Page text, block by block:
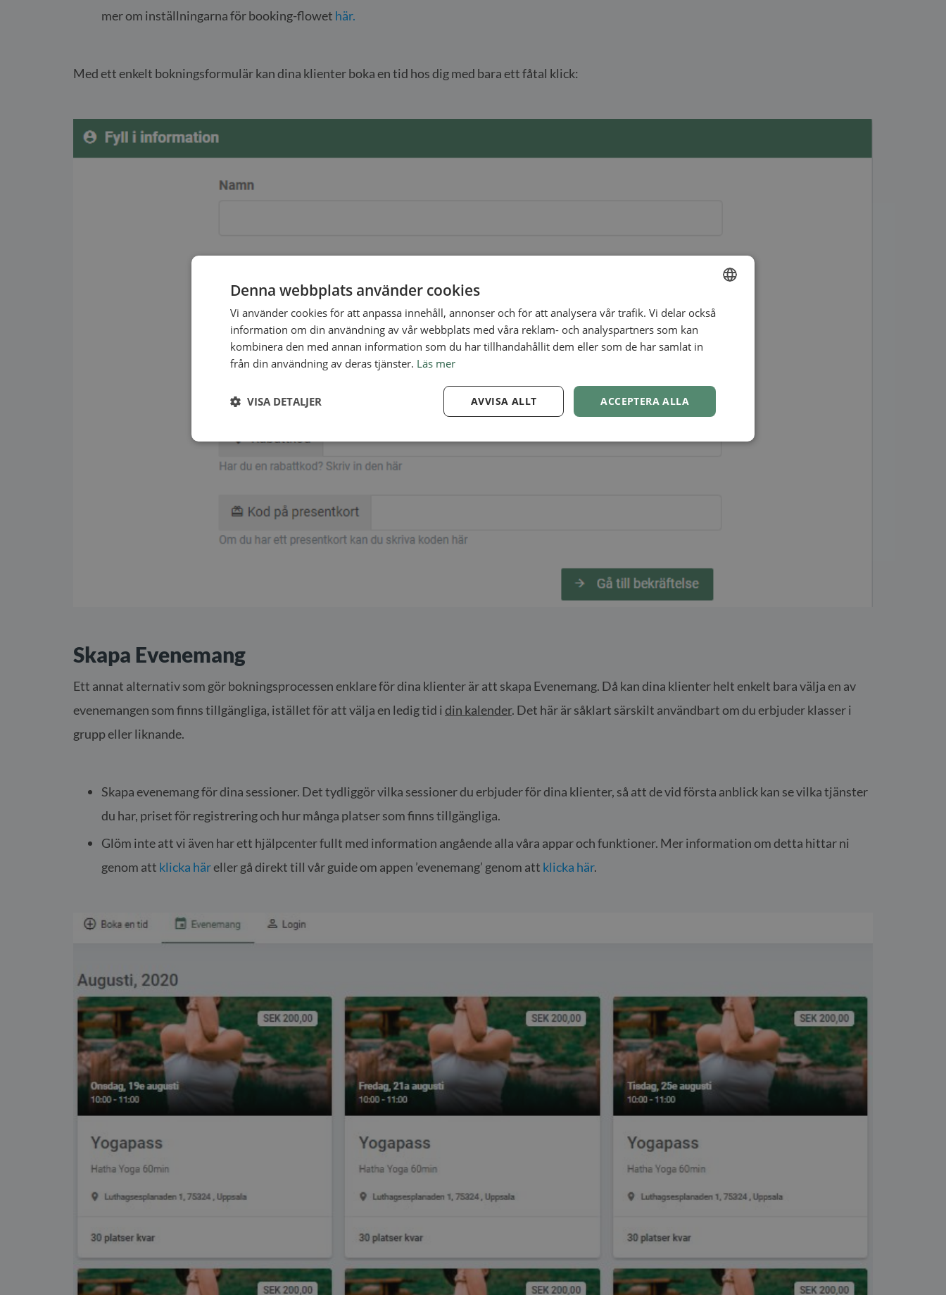
mer om inställningarna för booking-flowet här.
Med ett enkelt bokningsformulär kan dina klienter boka en tid hos dig med bara ett fåtal klick:
Skapa Evenemang
Ett annat alternativ som gör bokningsprocessen enklare för dina klienter är att skapa Evenemang. Då kan dina klienter helt enkelt bara välja en av
evenemangen som finns tillgängliga, istället för att välja en ledig tid idin kalender. Det här är såklart särskilt användbart om du erbjuder klasser i
grupp eller liknande.
Skapa evenemang för dina sessioner. Det tydliggör vilka sessioner du erbjuder för dina klienter, så att de vid första anblick kan se vilka tjänster
du har, priset för registrering och hur många platser som finns tillgängliga.
Glöm inte att vi även har ett hjälpcenter fullt med information angående alla våra appar och funktioner. Mer information om detta hittar ni
genom att klicka häreller gå direkt till vår guide om appen ’evenemang’ genom att klicka här.
ENGLISH
SWEDISH
Denna webbplats använder cookies
Vi använder cookies för att anpassa innehåll, annonser och för att analysera vår trafik. Vi delar också
information om din användning av vår webbplats med våra reklam- och analyspartners som kan
kombinera den med annan information som du har tillhandahållit dem eller som de har samlat in
från din användning av deras tjänster. Läs mer
ACCEPTERA ALLA
AVVISA ALLT
VISA DETALJER